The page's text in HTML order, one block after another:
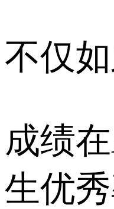
不仅
成绩
生优